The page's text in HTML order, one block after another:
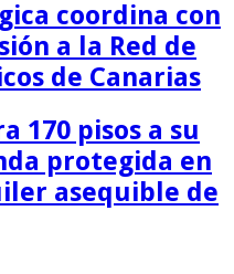
coordina con
a la Red de
de Canarias
170 pisos a su
protegida en
asequible de